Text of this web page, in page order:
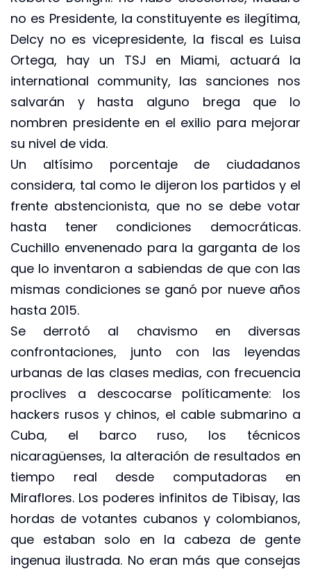
no es Presidente, la constituyente es ilegítima,
Delcy no es vicepresidente, la fiscal es Luisa
Ortega, hay un TSJ en Miami, actuará la
international community, las sanciones nos
salvarán y hasta alguno brega que lo
nombren presidente en el exilio para mejorar
su nivel de vida.
Un altísimo porcentaje de ciudadanos
considera, tal como le dijeron los partidos y el
frente abstencionista, que no se debe votar
hasta tener condiciones democráticas.
Cuchillo envenenado para la garganta de los
que lo inventaron a sabiendas de que con las
mismas condiciones se ganó por nueve años
hasta 2015.
Se derrotó al chavismo en diversas
confrontaciones, junto con las leyendas
urbanas de las clases medias, con frecuencia
proclives a descocarse políticamente: los
hackers rusos y chinos, el cable submarino a
Cuba, el barco ruso, los técnicos
nicaragüenses, la alteración de resultados en
tiempo real desde computadoras en
Miraflores. Los poderes infinitos de Tibisay, las
hordas de votantes cubanos y colombianos,
que estaban solo en la cabeza de gente
ingenua ilustrada. No eran más que consejas